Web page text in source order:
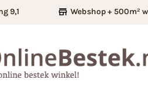
9,1 Webshop + 500m²